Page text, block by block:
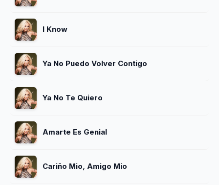
I Know
Ya No Puedo Volver Contigo
Ya No Te Quiero
Amarte Es Genial
Cariño Mio, Amigo Mio